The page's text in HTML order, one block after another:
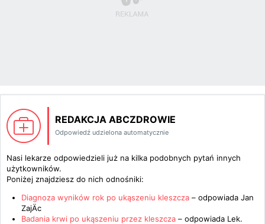
REDAKCJA ABCZDROWIE
Odpowiedź udzielona automatycznie
Nasi lekarze odpowiedzieli już na kilka podobnych pytań innych
użytkowników.
Poniżej znajdziesz do nich odnośniki:
Diagnoza wyników rok po ukąszeniu kleszcza – odpowiada Jan
ZajÄc
Badania krwi po ukąszeniu przez kleszcza – odpowiada Lek.